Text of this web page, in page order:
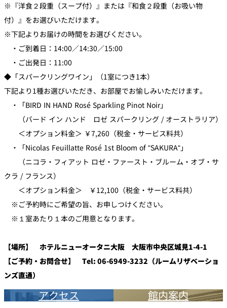
※『洋食２段重（スープ付）』または『和食２段重（お吸い物
付）』をお選びいただけます。
※下記よりお届けの時間をお選びください。
・ご到着日：14:00／14:30／15:00
・ご出発日：11:00
◆「スパークリングワイン」（1室につき1本）
下記より1種お選びいただき、お部屋でお愉しみいただけます。
・「BIRD IN HAND Rosé Sparkling Pinot Noir」
（バード イン ハンド ロゼ スパークリング / オーストラリア）
＜オプション料金＞ ￥7,260（税金・サービス料共）
・「Nicolas Feuillatte Rosé 1st Bloom of "SAKURA"」
（ニコラ・フィアット ロゼ・ファースト・ブルーム・オブ・サ
クラ / フランス）
＜オプション料金＞ ￥12,100（税金・サービス料共）
※ご予約時にご希望の旨、お申しつけください。
※１室あたり１本のご用意となります。
【場所】 ホテルニューオータニ大阪 大阪市中央区城見1-4-1
【ご予約・お問合せ】 Tel: 06-6949-3232（ルームリザベーショ
ンズ直通）
アクセス 館内案内